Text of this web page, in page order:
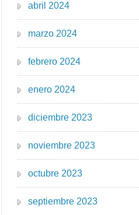
abril 2024
marzo 2024
febrero 2024
enero 2024
diciembre 2023
noviembre 2023
octubre 2023
septiembre 2023